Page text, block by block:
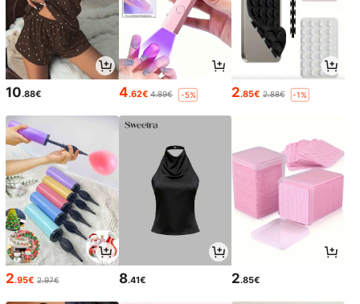
10.88€ 4.62€ 4.89€ -5% 2.85€ 2.88€ -1%
2.95€ 2.97€ 8.41€ 2.85€